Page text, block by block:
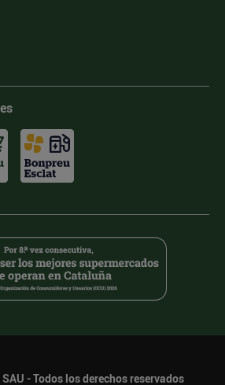
SAU - Todos los derechos reservados